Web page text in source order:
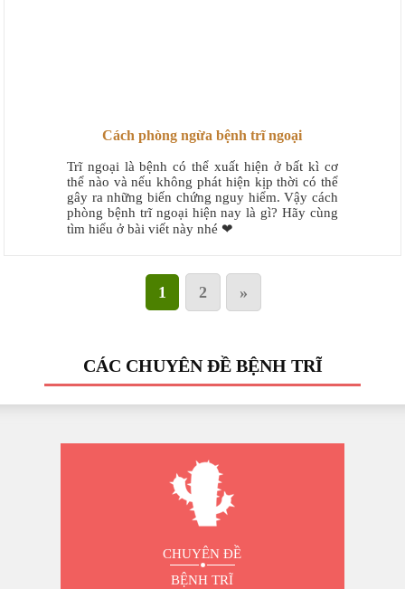
Cách phòng ngừa bệnh trĩ ngoại
Trĩ ngoại là bệnh có thể xuất hiện ở bất kì cơ
thể nào và nếu không phát hiện kịp thời có thể
gây ra những biến chứng nguy hiểm. Vậy cách
phòng bệnh trĩ ngoại hiện nay là gì? Hãy cùng
tìm hiểu ở bài viết này nhé ❤
1 2 »
CÁC CHUYÊN ĐỀ BỆNH TRĨ
CHUYÊN ĐỀ
BỆNH TRĨ